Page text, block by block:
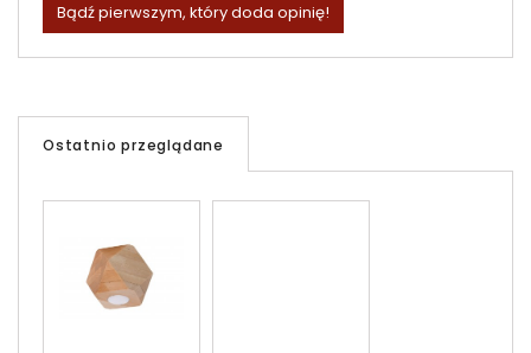
Bądź pierwszym, który doda opinię!
Ostatnio przeglądane